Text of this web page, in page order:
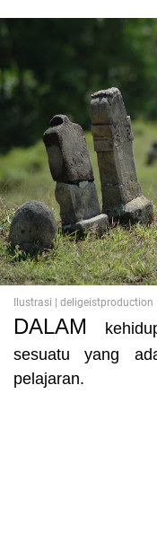
Ilustrasi | deligeistproduction
DALAM
sesuatu yang
pelajaran.